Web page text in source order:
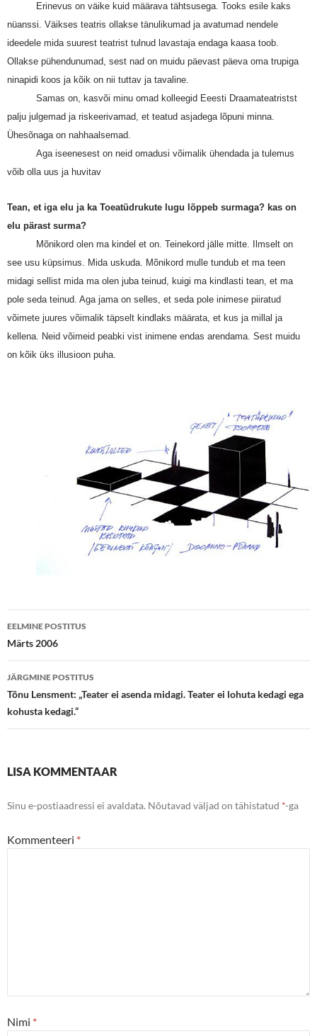
Erinevus on väike kuid määrava tähtsusega. Tooks esile kaks
nüanssi. Väikses teatris ollakse tänulikumad ja avatumad nendele
ideedele mida suurest teatrist tulnud lavastaja endaga kaasa toob.
Ollakse pühendunumad, sest nad on muidu päevast päeva oma trupiga
ninapidi koos ja kõik on nii tuttav ja tavaline.
Samas on, kasvõi minu omad kolleegid Eeesti Draamateatristst
palju julgemad ja riskeerivamad, et teatud asjadega lõpuni minna.
Ühesõnaga on nahhaalsemad.
Aga iseenesest on neid omadusi võimalik ühendada ja tulemus
võib olla uus ja huvitav
Tean, et iga elu ja ka Toeatüdrukute lugu lõppeb surmaga? kas on
elu pärast surma?
Mõnikord olen ma kindel et on. Teinekord jälle mitte. Ilmselt on
see usu küpsimus. Mida uskuda. Mõnikord mulle tundub et ma teen
midagi sellist mida ma olen juba teinud, kuigi ma kindlasti tean, et ma
pole seda teinud. Aga jama on selles, et seda pole inimese piiratud
võimete juures võimalik täpselt kindlaks määrata, et kus ja millal ja
kellena. Neid võimeid peabki vist inimene endas arendama. Sest muidu
on kõik üks illusioon puha.
Postituste
töölaud
EELMINE POSTITUS
Märts 2006
JÄRGMINE POSTITUS
Tõnu Lensment: „Teater ei asenda midagi. Teater ei lohuta kedagi ega
kohusta kedagi.“
LISA KOMMENTAAR
Sinu e-postiaadressi ei avaldata. Nõutavad väljad on tähistatud *-ga
Kommenteeri *
Nimi *